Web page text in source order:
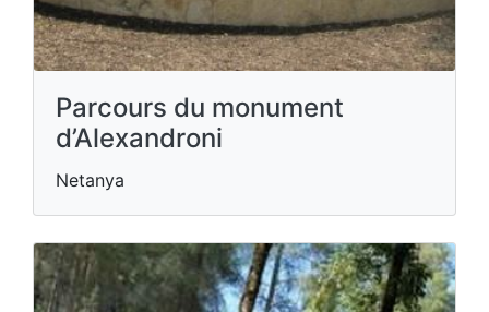
Parcours du monument
d’Alexandroni
Netanya